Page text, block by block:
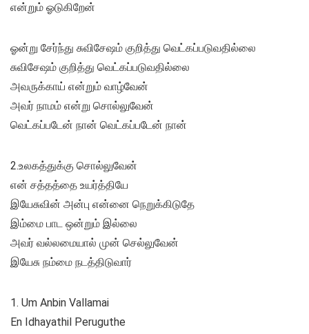
என்றும் ஓடுகிறேன்
ஓன்று சேர்ந்து சுவிசேஷம் குறித்து வெட்கப்படுவதில்லை
சுவிசேஷம் குறித்து வெட்கப்படுவதில்லை
அவருக்காய் என்றும் வாழ்வேன்
அவர் நாமம் என்று சொல்லுவேன்
வெட்கப்படேன் நான் வெட்கப்படேன் நான்
2.உலகத்துக்கு சொல்லுவேன்
என் சத்தத்தை உயர்த்தியே
இயேசுவின் அன்பு என்னை நெறுக்கிடுதே
இம்மை பாட ஒன்றும் இல்லை
அவர் வல்லமையால் முன் செல்லுவேன்
இயேசு நம்மை நடத்திடுவார்
1. Um Anbin Vallamai
En Idhayathil Peruguthe